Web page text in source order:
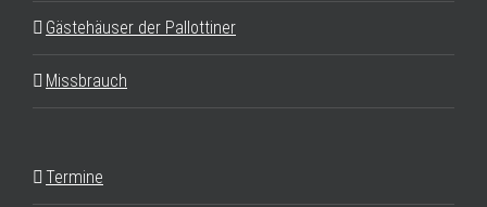
Gästehäuser der Pallottiner
Missbrauch
Termine